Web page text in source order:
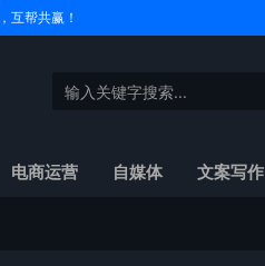
互帮共赢！
电商运营 自媒体 文案写作